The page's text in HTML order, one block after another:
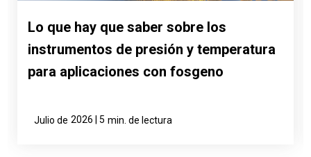
Lo que hay que saber sobre los
instrumentos de presión y temperatura
para aplicaciones con fosgeno
Julio de 2026 | 5 min. de lectura